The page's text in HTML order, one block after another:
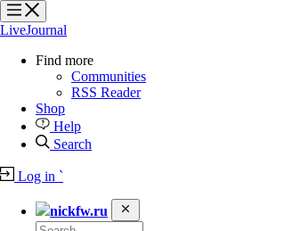
?
?
LiveJournal
Find more
Communities
RSS Reader
Shop
Help
Search
Log in `
nickfw.ru